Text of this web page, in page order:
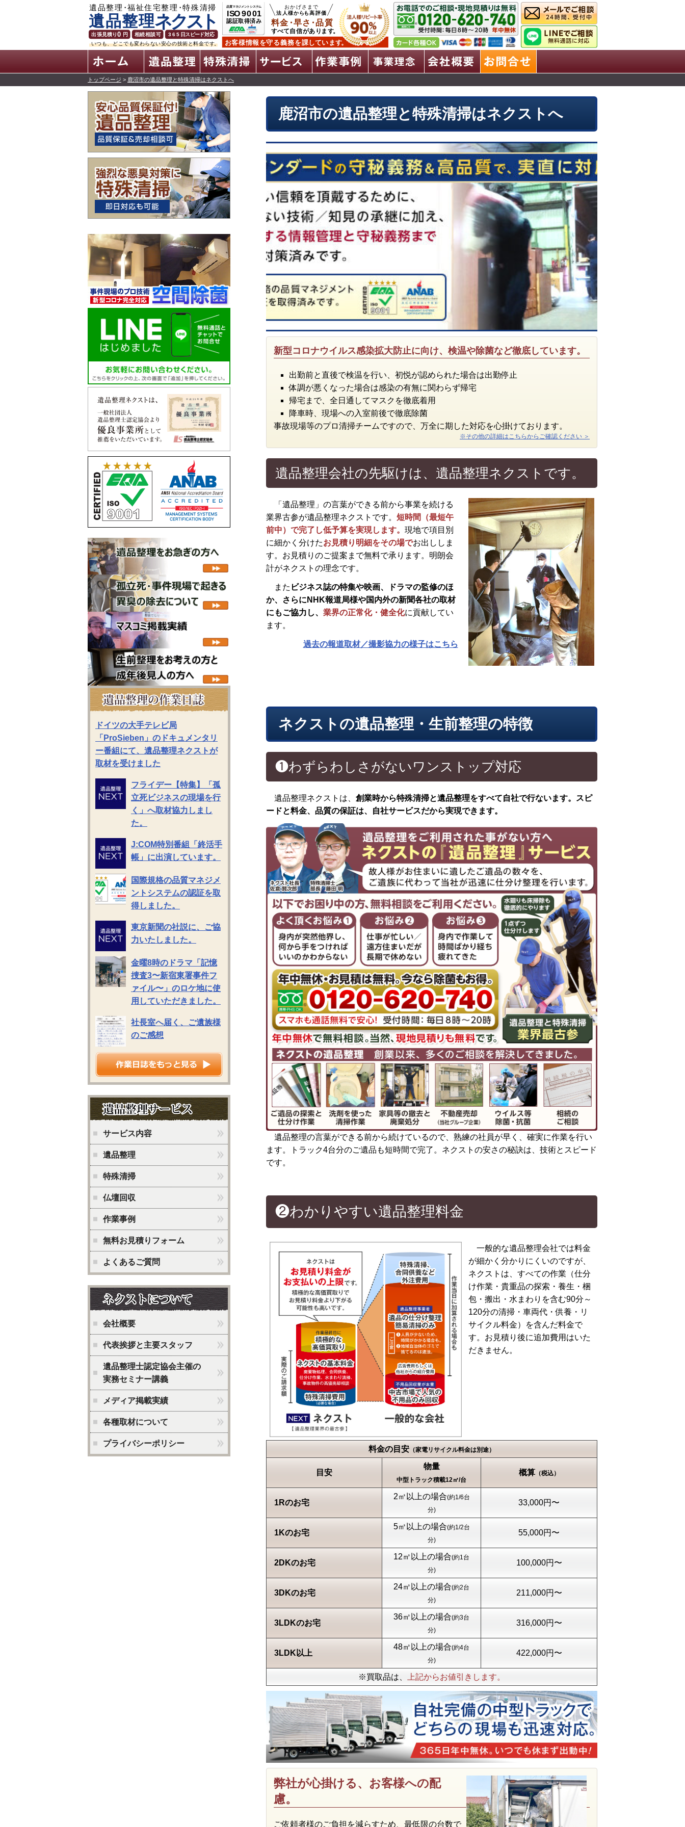
ホーム 遺品整理 特殊清掃 全サービス 作業事例 事業理念 会社概要
トップページ > 鹿沼市の遺品整理と特殊清掃はネクストへ
鹿沼市の遺品整理と特殊清掃はネクストへ
新型コロナウイルス感染拡大防止に向け、検温や除菌など徹底しています。
出勤前と直後で検温を行い、初悦が認められた場合は出勤停止
体調が悪くなった場合は感染の有無に関わらず帰宅
帰宅まで、全日通してマスクを徹底着用
降車時、現場への入室前後で徹底除菌
事故現場等のプロ清掃チームですので、万全に期した対応を心掛けております。
※その他の詳細はこちらからご確認ください ＞
遺品整理会社の先駆けは、遺品整理ネクストです。
「遺品整理」の言葉ができる前から事業を続ける
業界古参が遺品整理ネクストです。 短時間（最短午
前中）で完了し低予算を実現します。 現地で項目別
に細かく分けたお見積り明細をその場でお出ししま
す。お見積りのご提案まで無料で承ります。明朗会
計がネクストの理念です。
また ビジネス誌の特集や映画、ドラマの監修のほ
か、さらに NHK報道局様や国内外の新聞各社の取材
にもご協力し、 業界の正常化・健全化に貢献してい
ます。
過去の報道取材／撮影協力の様子はこちら
ネクストの遺品整理・生前整理の特徴
❶わずらわしさがないワンストップ対応
遺品整理ネクストは、 創業時から特殊清掃と遺品整理をすべて自社で行ないます。スピ
ードと料金、品質の保証は、自社サービスだから実現できます。
遺品整理の言葉ができる前から続けているので、熟練の社員が早く、確実に作業を行い
ます。トラック4台分のご遺品も短時間で完了。ネクストの安さの秘訣は、技術とスピード
です。
❷わかりやすい遺品整理料金
一般的な遺品整理会社では料金
が細かく分かりにくいのですが、
ネクストは、すべての作業（仕分
け作業・貴重品の探索・養生・梱
包・搬出・水まわりを含む90分～
120分の清掃・車両代・供養・リ
サイクル料金）を含んだ料金で
す。お見積り後に追加費用はいた
だきません。
料金の目安 （家電リサイクル料金は別途）
目安
物量
中型トラック積載12㎥/台
概算（税込）
1Rのお宅
2㎥以上の場合(約1/6台
分)
33,000円〜
1Kのお宅
5㎥以上の場合(約1/2台
分)
55,000円〜
2DKのお宅
12㎥以上の場合(約1台
分)
100,000円〜
3DKのお宅
24㎥以上の場合(約2台
分)
211,000円〜
3LDKのお宅
36㎥以上の場合(約3台
分)
316,000円〜
3LDK以上
48㎥以上の場合(約4台
分)
422,000円〜
※買取品は、 上記からお値引きします。
弊社が心掛ける、お客様への配
慮。
ご依頼者様のご負担を減らすため、最低限の台数で
ドイツの大手テレビ局
「ProSieben」のドキュメンタリ
ー番組にて、遺品整理ネクストが
取材を受けました
フライデー【特集】「孤
立死ビジネスの現場を行
く」へ取材協力しまし
た。
J:COM特別番組「終活手
帳」に出演しています。
国際規格の品質マネジメ
ントシステムの認証を取
得しました。
東京新聞の社説に、ご協
力いたしました。
金曜8時のドラマ「記憶
捜査3〜新宿東署事件フ
ァイル〜」のロケ地に使
用していただきました。
社長室へ届く、ご遺族様
のご感想
遺品整理の作業日誌をもっと見る
ネクストのサービス
サービス内容
遺品整理
特殊清掃
仏壇回収
作業事例
無料お見積りフォーム
よくあるご質問
遺品整理ネクストについて
会社概要
代表挨拶と主要スタッフ
遺品整理士認定協会主催の
実務セミナー講義
メディア掲載実績
各種取材について
プライバシーポリシー